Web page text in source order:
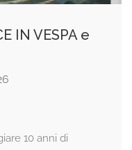
IN VESPA e
10 anni di